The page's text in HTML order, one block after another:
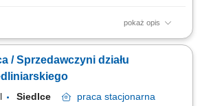
pokaż opis
z produktami świeżymi oraz udzielanie
i nabiałowych; kontrolowanie jakości
do spożycia; wspieranie sprzedaży
/ Sprzedawczyni działu
Siedlce praca stacjonarna